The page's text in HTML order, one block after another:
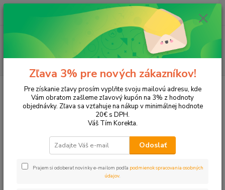
Menu
Hľadať
ks
za 0,00 EUR
Tonery a náplne do tlačiarní Hewlett Packard
HP OfficeJet
OfficeJet 4110
OfficeJet 4110
Upresniť parametre
Najnovšie Najlacnejšie Najdrahšie
Zľava 3% pre nových zákazníkov!
Pre získanie zľavy prosím vyplňte svoju mailovú adresu, kde
Vám obratom zašleme zľavový kupón na 3% z hodnoty
objednávky. Zľava sa vzťahuje na nákup v minimálnej hodnote
20€ s DPH.
Váš Tím Korekta.
Odoslať
Prajem si odoberať novinky e-mailom podľa podmienok spracovania osobných
údajov.